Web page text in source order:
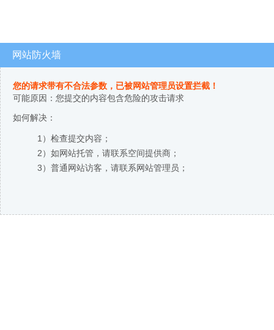
网站防火墙
您的请求带有不合法参数，已被网站管理员设置拦截！
可能原因：您提交的内容包含危险的攻击请求
如何解决：
1）检查提交内容；
2）如网站托管，请联系空间提供商；
3）普通网站访客，请联系网站管理员；